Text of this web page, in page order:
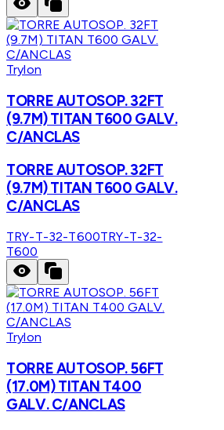
Trylon
TORRE AUTOSOP. 32FT
(9.7M) TITAN T600 GALV.
C/ANCLAS
TORRE AUTOSOP. 32FT
(9.7M) TITAN T600 GALV.
C/ANCLAS
TRY-T-32-T600TRY-T-32-
T600
Trylon
TORRE AUTOSOP. 56FT
(17.0M) TITAN T400
GALV. C/ANCLAS